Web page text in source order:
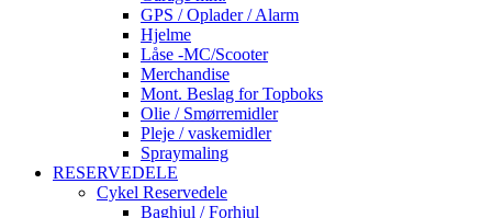
GPS / Oplader / Alarm
Hjelme
Låse -MC/Scooter
Merchandise
Mont. Beslag for Topboks
Olie / Smørremidler
Pleje / vaskemidler
Spraymaling
RESERVEDELE
Cykel Reservedele
Baghjul / Forhjul